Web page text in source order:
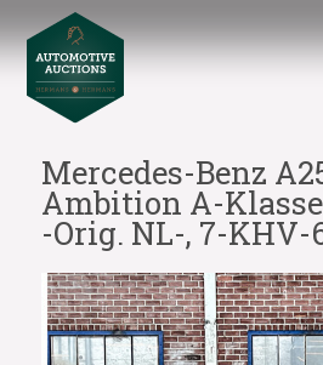
Mercedes-Benz
Ambition A-Klasse
-Orig. NL-, 7-KHV-